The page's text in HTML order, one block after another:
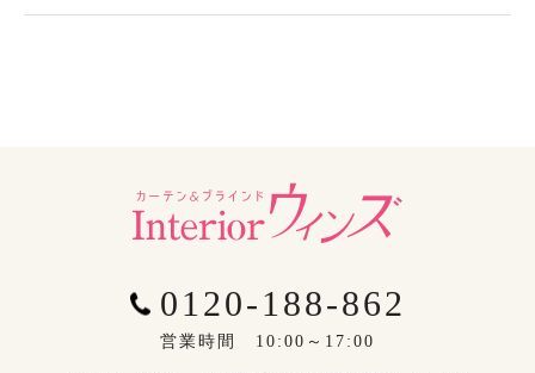
0120-188-862
営業時間 10:00～17:00